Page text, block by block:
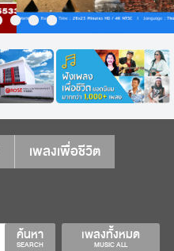
เพลงเพื่อชีวิต
เพลงทั้งหมด
MUSIC ALL
ค้นหา
SEARCH